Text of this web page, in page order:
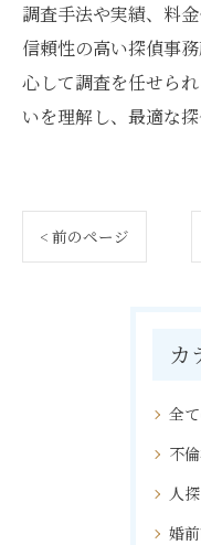
調査手法や実績、料
信頼性の高い探偵事
心して調査を任せら
いを理解し、最適な
< 前のページ
カ
全
不
人
婚